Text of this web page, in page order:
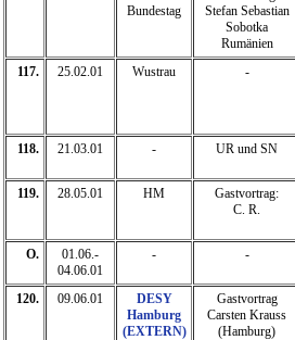
Bundestag
Stefan Sebastian
Sobotka
Rumänien
117. 25.02.01 Wustrau -
118.
21.03.01 - UR und SN
119.
28.05.01 HM
Gastvortrag:
C. R.
O.
01.06.-
04.06.01
- -
120.
09.06.01
DESY
Hamburg
(EXTERN)
Gastvortrag
Carsten Krauss
(Hamburg)